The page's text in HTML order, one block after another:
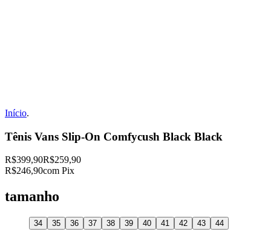
Início.
Tênis Vans Slip-On Comfycush Black Black
R$399,90R$259,90
R$246,90com Pix
tamanho
34 35 36 37 38 39 40 41 42 43 44